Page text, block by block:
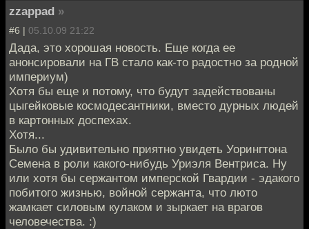
zzappad »
#6 | 05.10.09 21:22
Дада, это хорошая новость. Еще когда ее
анонсировали на ГВ стало как-то радостно за родной
империум)
Хотя бы еще и потому, что будут задействованы
цыгейковые космодесантники, вместо дурных людей
в картонных доспехах.
Хотя...
Было бы удивительно приятно увидеть Уорингтона
Семена в роли какого-нибудь Уриэля Вентриса. Ну
или хотя бы сержантом имперской Гвардии - эдакого
побитого жизнью, войной сержанта, что люто
жамкает силовым кулаком и зыркает на врагов
человечества. :)